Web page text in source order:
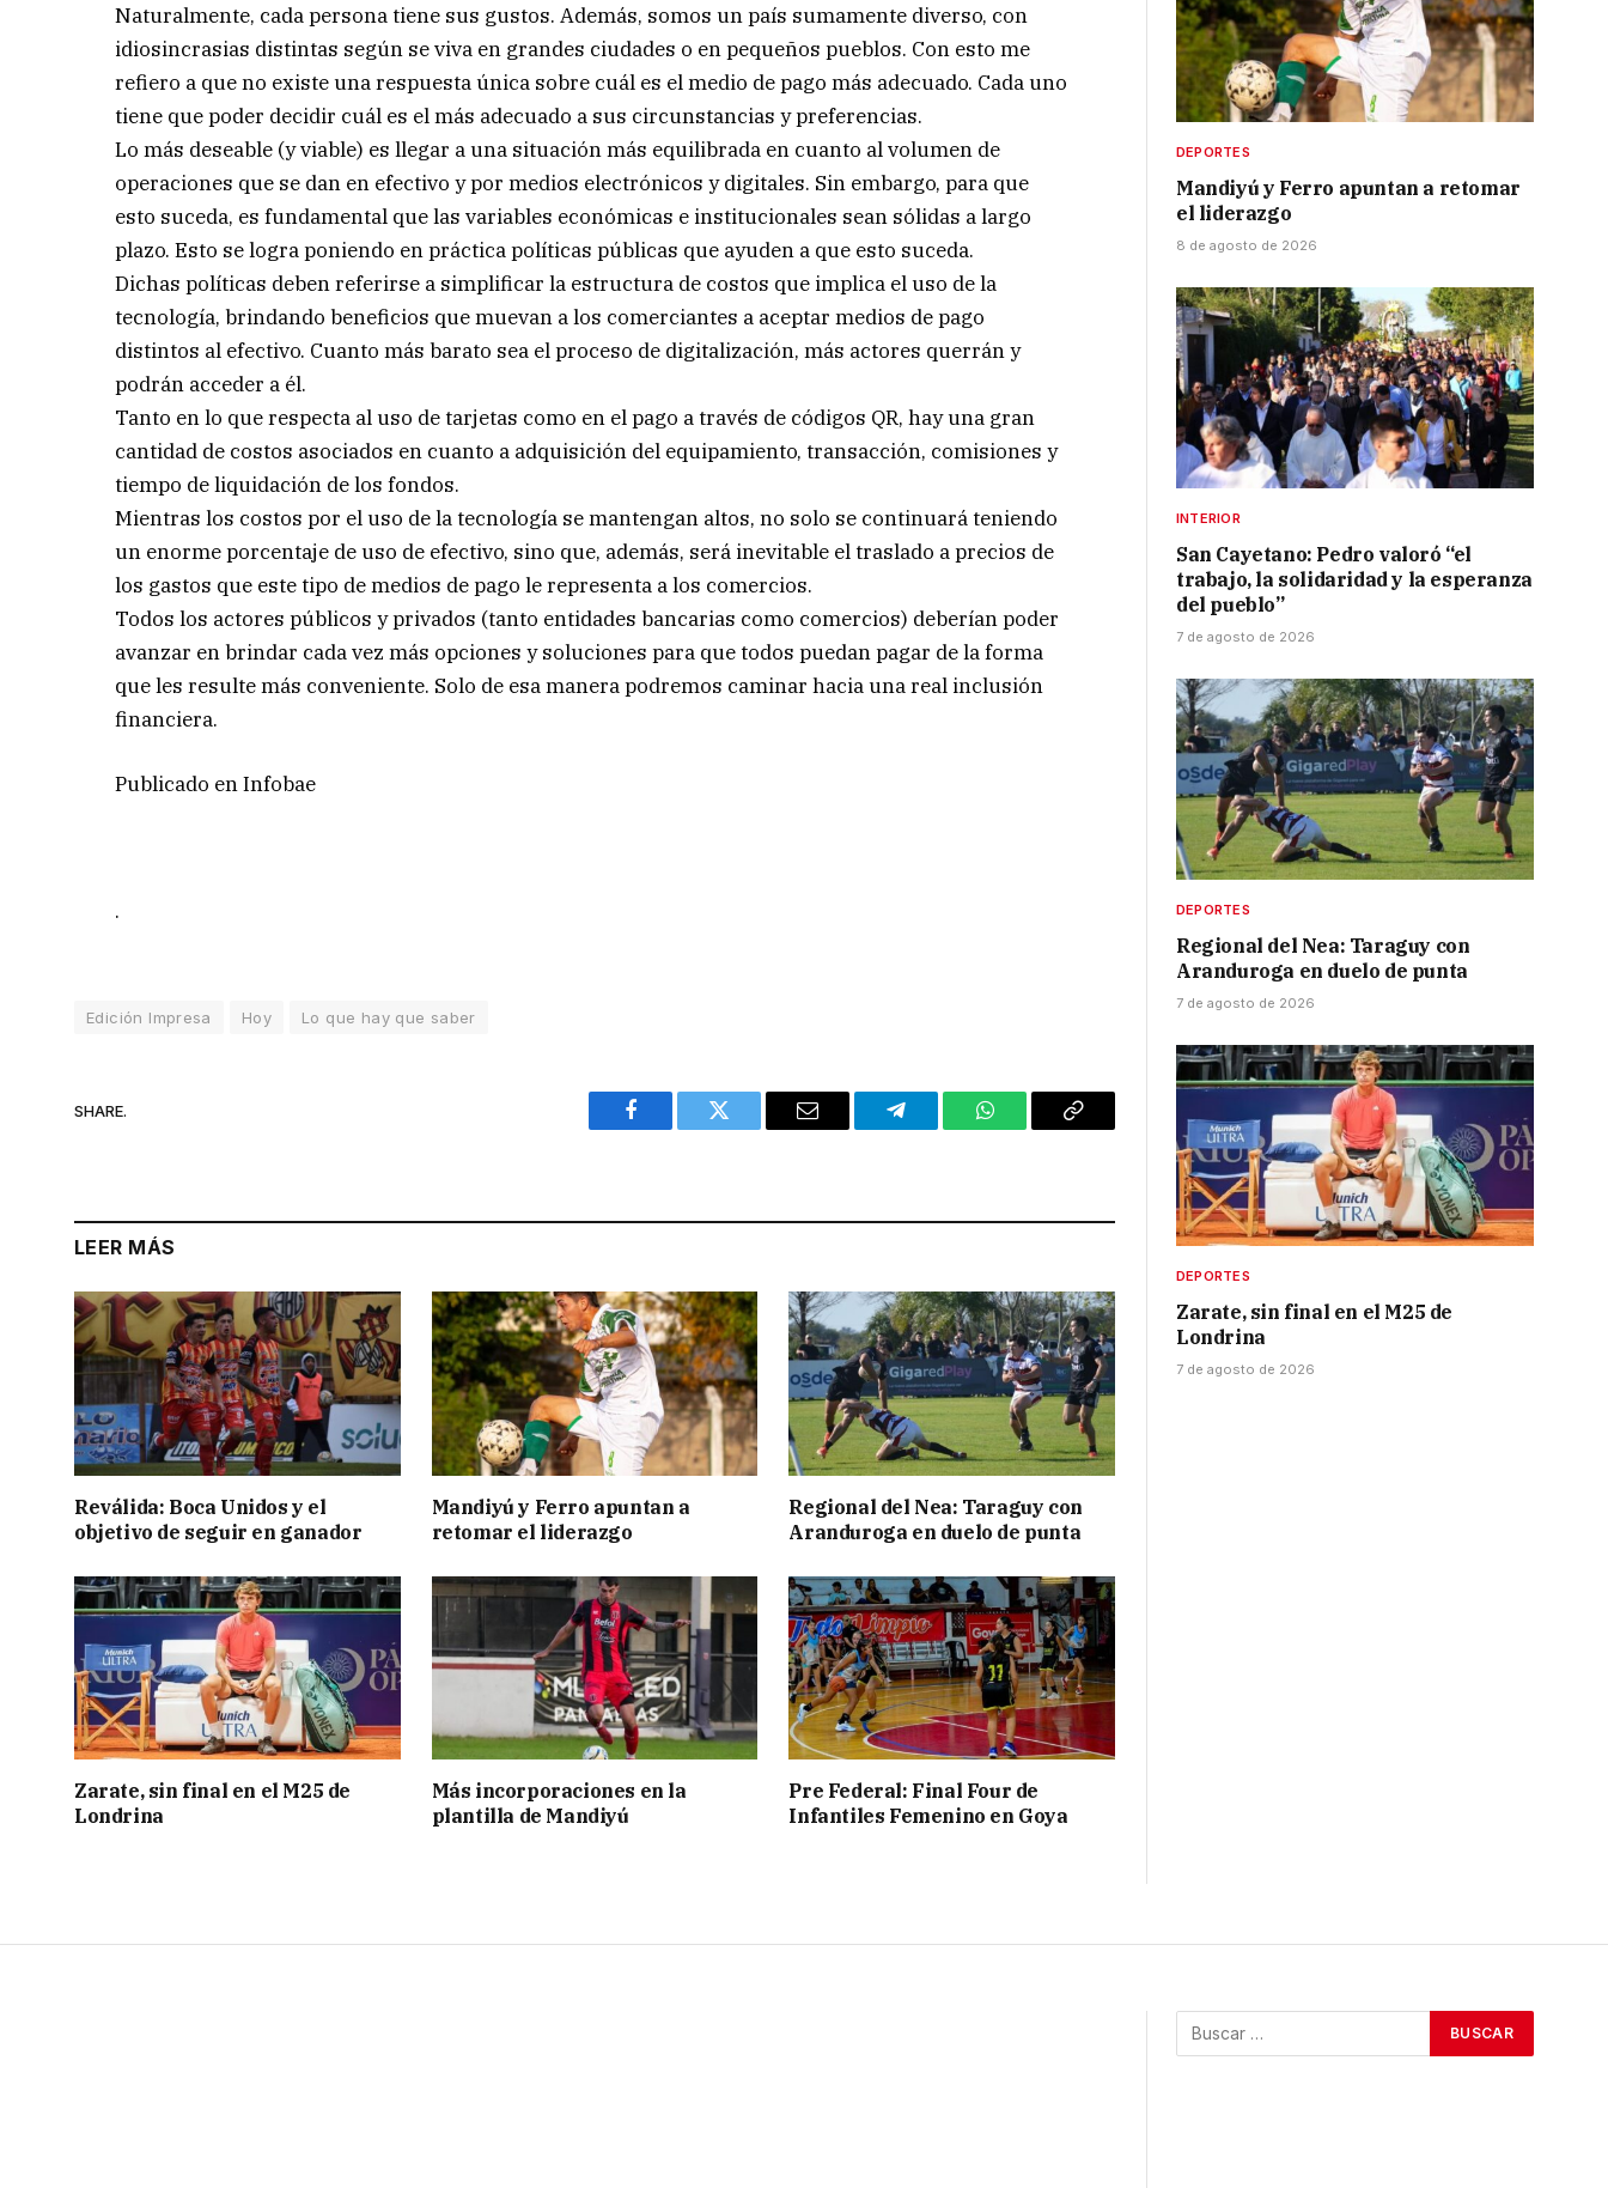
Naturalmente, cada persona tiene sus gustos. Además, somos un país sumamente diverso, con
idiosincrasias distintas según se viva en grandes ciudades o en pequeños pueblos. Con esto me
refiero a que no existe una respuesta única sobre cuál es el medio de pago más adecuado. Cada uno
tiene que poder decidir cuál es el más adecuado a sus circunstancias y preferencias.
Lo más deseable (y viable) es llegar a una situación más equilibrada en cuanto al volumen de
operaciones que se dan en efectivo y por medios electrónicos y digitales. Sin embargo, para que
esto suceda, es fundamental que las variables económicas e institucionales sean sólidas a largo
plazo. Esto se logra poniendo en práctica políticas públicas que ayuden a que esto suceda.
Dichas políticas deben referirse a simplificar la estructura de costos que implica el uso de la
tecnología, brindando beneficios que muevan a los comerciantes a aceptar medios de pago
distintos al efectivo. Cuanto más barato sea el proceso de digitalización, más actores querrán y
podrán acceder a él.
Tanto en lo que respecta al uso de tarjetas como en el pago a través de códigos QR, hay una gran
cantidad de costos asociados en cuanto a adquisición del equipamiento, transacción, comisiones y
tiempo de liquidación de los fondos.
Mientras los costos por el uso de la tecnología se mantengan altos, no solo se continuará teniendo
un enorme porcentaje de uso de efectivo, sino que, además, será inevitable el traslado a precios de
los gastos que este tipo de medios de pago le representa a los comercios.
Todos los actores públicos y privados (tanto entidades bancarias como comercios) deberían poder
avanzar en brindar cada vez más opciones y soluciones para que todos puedan pagar de la forma
que les resulte más conveniente. Solo de esa manera podremos caminar hacia una real inclusión
financiera.
Publicado en Infobae
.
Edición Impresa Hoy Lo que hay que saber
SHARE.
Facebook Twitter Email Telegram WhatsAppCopy
LEER MÁS
Reválida: Boca Unidos y el
objetivo de seguir en ganador
Mandiyú y Ferro apuntan a
retomar el liderazgo
Regional del Nea: Taraguy con
Aranduroga en duelo de punta
Zarate, sin final en el M25 de
Londrina
Más incorporaciones en la
plantilla de Mandiyú
Pre Federal: Final Four de
Infantiles Femenino en Goya
DEPORTES
Mandiyú y Ferro apuntan a retomar
el liderazgo
8 de agosto de 2026
INTERIOR
San Cayetano: Pedro valoró “el
trabajo, la solidaridad y la esperanza
del pueblo”
7 de agosto de 2026
DEPORTES
Regional del Nea: Taraguy con
Aranduroga en duelo de punta
7 de agosto de 2026
DEPORTES
Zarate, sin final en el M25 de
Londrina
7 de agosto de 2026